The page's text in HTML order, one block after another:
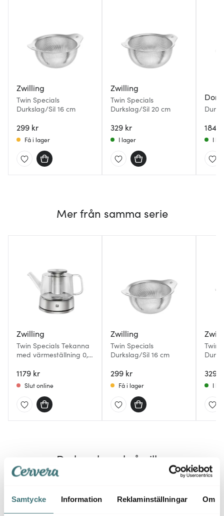
Samtycke Information Reklaminställningar Om
Zwilling
Twin Specials
Durkslag/Sil 16 cm
299 kr
Få i lager
Zwilling
Twin Specials
Durkslag/Sil 20 cm
329 kr
I lager
184
I
Mer från samma serie
Zwilling
Twin Specials Tekanna
med värmeställning 0,8
1179 kr
Slut online
Zwilling
Twin Specials
Durkslag/Sil 16 cm
299 kr
Få i lager
Twin
329
I
Du kanske också gillar